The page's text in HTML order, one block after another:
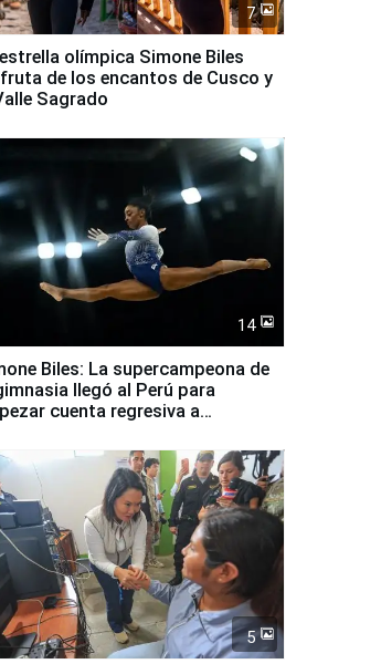
7
olímpica Simone Biles
de los encantos de Cusco y
Sagrado
14
Biles: La supercampeona de
llegó al Perú para
cuenta regresiva a
5